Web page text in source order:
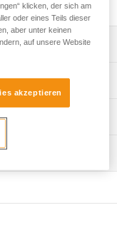
(P023ABXX
und TRAC
klicken, der sich am
oder eines Teils dieser
aber unter keinen
auf unsere Website
akzeptieren